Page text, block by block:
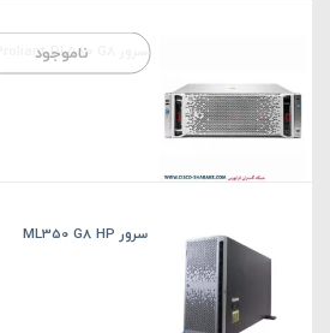
ناموجود سرور HP Proliant DL580 G8
سرور ML350 G8 HP